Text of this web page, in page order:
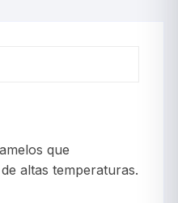
que
altas temperaturas.